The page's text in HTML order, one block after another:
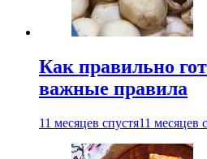
Как правильно
важные правила
11 месяцев спустя11 месяцев